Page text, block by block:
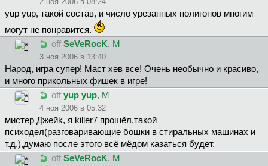
yup yup, такой состав, и число урезанных полигонов многим
могут не понравится.
off SeVeRocK, М
3 ноя 2006 в 13:40
Народ, игра супер! Маст хев все! Очень необычно и красиво,
и много прикольных фишек в игре!
off yup yup, М
4 ноя 2006 в 05:32
миcтep Джeйk, я killer7 прошёл,такой
психодел(разговаривающие бошки в стиральных машинах и
т.д.),думаю после этого всё мёдом казаться будет.
off SeVeRocK, М